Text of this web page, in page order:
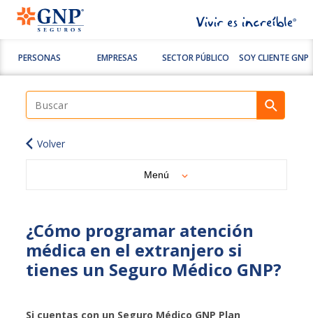
PERSONAS EMPRESAS SECTOR PÚBLICO SOY CLIENTE GNP
Volver
Menú
¿Cómo programar atención
médica en el extranjero si
tienes un Seguro Médico GNP?
Si cuentas con un Seguro Médico GNP Plan